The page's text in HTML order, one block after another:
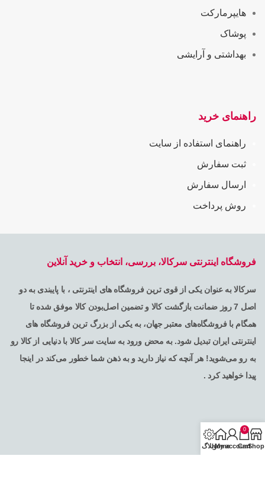
هایپرمارکت
پوشاک
بهداشتی و آرایشی
راهنمای خرید
راهنمای استفاده از سایت
ثبت سفارش
ارسال سفارش
روش پرداخت
فروشگاه اینترنتی سرکالا، بررسی، انتخاب و خرید آنلاین
سرکالا به عنوان یکی از قوی ترین فروشگاه های اینترنتی ، با پایبندی به دو
اصل 7 روز ضمانت بازگشت کالا و تضمین اصل‌بودن کالا موفق شده تا
همگام با فروشگاه‌های معتبر جهان، به یکی از بزرگ ترین فروشگاه های
اینترنتی ایران تبدیل شود. به محض ورود به سایت سر کالا با دنیایی از کالا رو
به رو می‌شوید! هر آنچه که نیاز دارید و به ذهن شما خطور می‌کند در اینجا
پیدا خواهید کرد .
Shop
0
Cart
My account
Homeوبلاگ